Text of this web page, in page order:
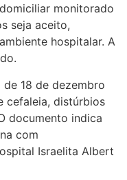
monitorado
seja aceito,
hospitalar. A
18 de dezembro
cefaleia, distúrbios
documento indica
com
Israelita Albert